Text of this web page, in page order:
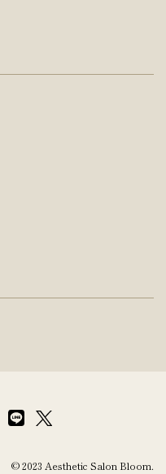
© 2023 Aesthetic Salon Bloom.